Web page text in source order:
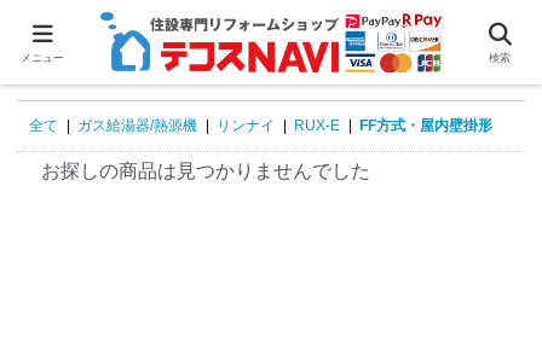
全て ガス給湯器/熱源機 リンナイ RUX-E FF方式・屋内壁掛形
お探しの商品は見つかりませんでした
メニュー 検索